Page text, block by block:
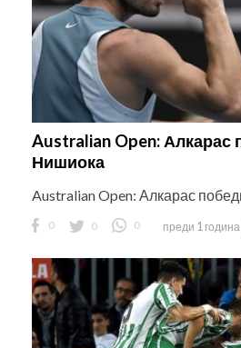
Australian Open: Алкарас
Нишиока
Australian Open: Алкарас
0 0 0 преди 1 година